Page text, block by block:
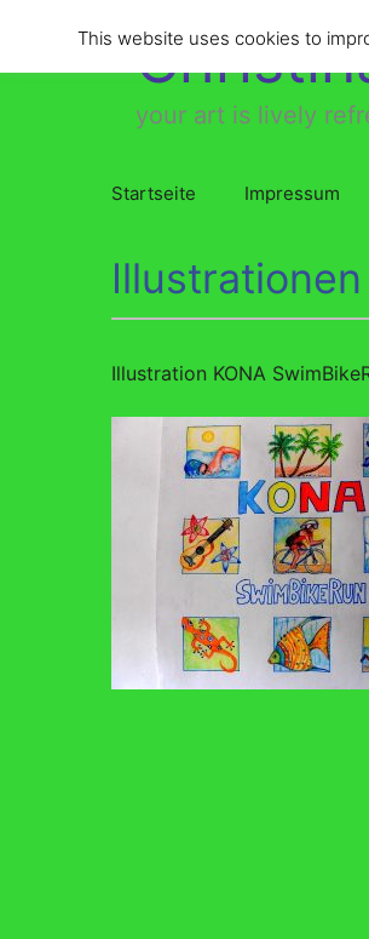
springen
your art is lively
Startseite Impressum
Illustration KONA
This website uses cookies to